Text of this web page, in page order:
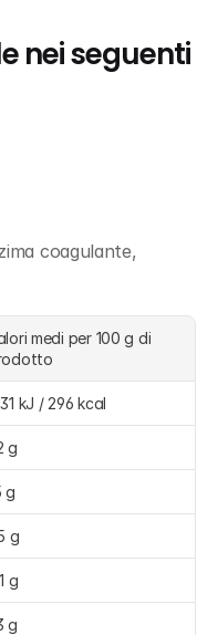
nei seguenti
coagulante,
medi per 100 g di
kJ / 296 kcal
g
g
g
g
g